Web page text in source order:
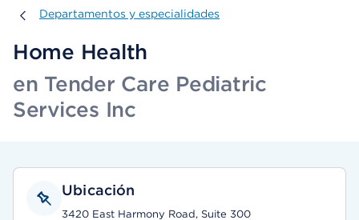
Departamentos y especialidades
Departamentos y especialidades
Home Health
en Tender Care Pediatric
Services Inc
Ubicación
3420 East Harmony Road, Suite 300